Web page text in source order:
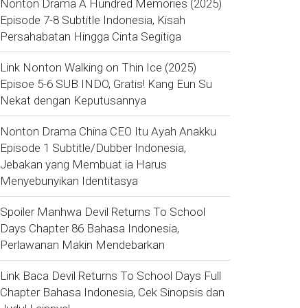
Nonton Drama A Hundred Memories (2025)
Episode 7-8 Subtitle Indonesia, Kisah
Persahabatan Hingga Cinta Segitiga
Link Nonton Walking on Thin Ice (2025)
Episoe 5-6 SUB INDO, Gratis! Kang Eun Su
Nekat dengan Keputusannya
Nonton Drama China CEO Itu Ayah Anakku
Episode 1 Subtitle/Dubber Indonesia,
Jebakan yang Membuat ia Harus
Menyebunyikan Identitasya
Spoiler Manhwa Devil Returns To School
Days Chapter 86 Bahasa Indonesia,
Perlawanan Makin Mendebarkan
Link Baca Devil Returns To School Days Full
Chapter Bahasa Indonesia, Cek Sinopsis dan